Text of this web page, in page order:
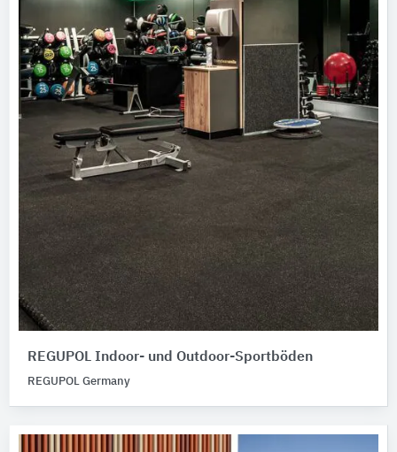
REGUPOL Indoor- und Outdoor-Sportböden
REGUPOL Germany